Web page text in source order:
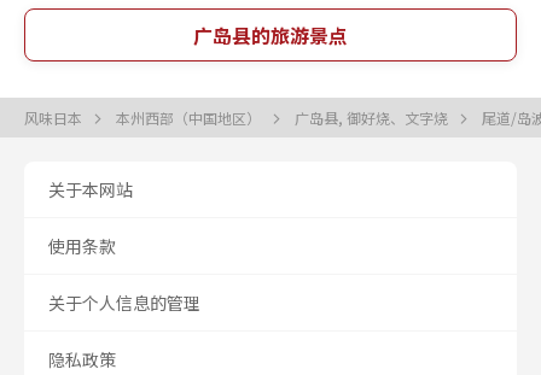
广岛县的旅游景点
风味日本 本州西部（中国地区） 广岛县, 御好烧、文字烧 尾道/岛
关于本网站
使用条款
关于个人信息的管理
隐私政策